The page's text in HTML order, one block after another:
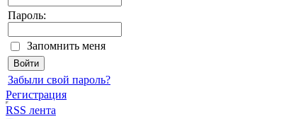
Пароль:
Запомнить меня
Забыли свой пароль?
Регистрация
RSS лента